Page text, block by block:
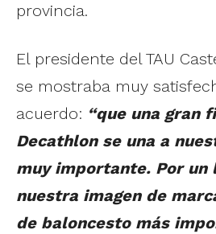
provincia.
El presidente del TAU
se mostraba muy
acuerdo: “que una gran
Decathlon se una a
muy importante. Por un
nuestra imagen de
de baloncesto más